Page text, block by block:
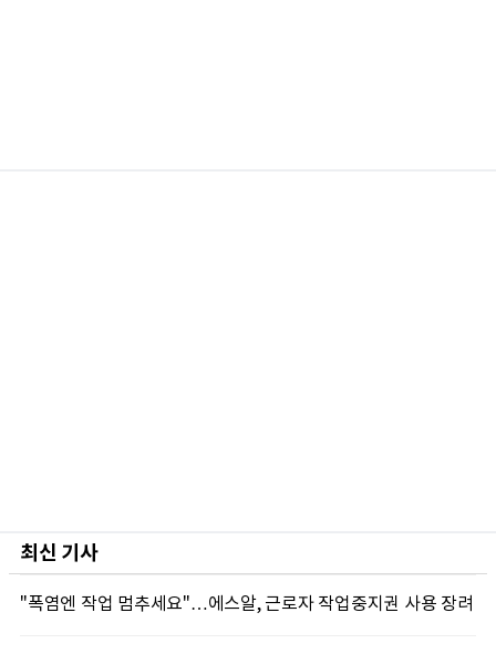
최신 기사
"폭염엔 작업 멈추세요"…에스알, 근로자 작업중지권 사용 장려